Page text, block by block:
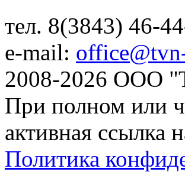
тел. 8(3843) 46-
e-mail:
2008-2026 ООО
При полном или
активная ссылка
Политика